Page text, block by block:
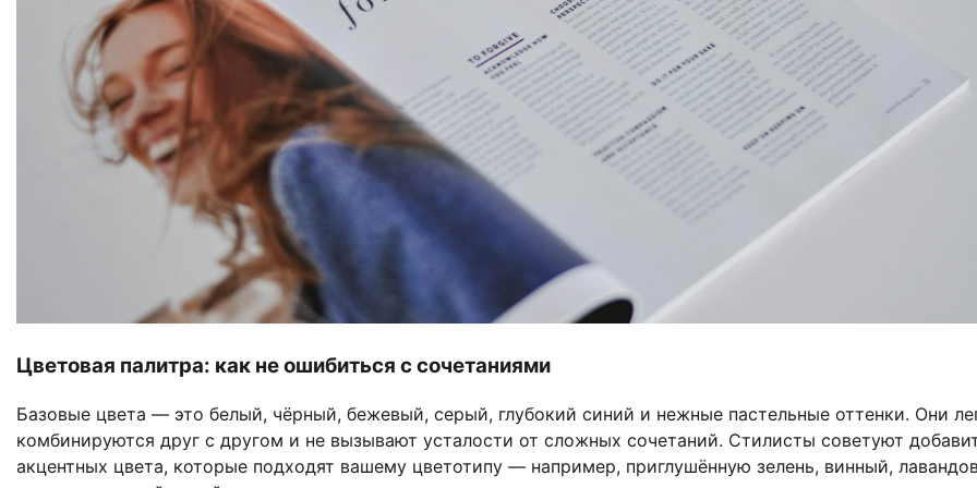
Цветовая палитра: как не ошибиться с сочетаниями
Базовые цвета — это белый, чёрный, бежевый, серый, глубокий синий и нежные пастельные оттенки. Они
комбинируются друг с другом и не вызывают усталости от сложных сочетаний. Стилисты советуют
акцентных цвета, которые подходят вашему цветотипу — например, приглушённую зелень, винный,